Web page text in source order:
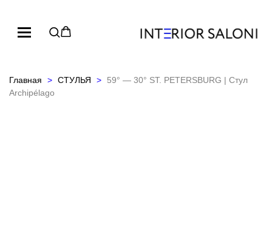
Главная СТУЛЬЯ
59° — 30° ST. PETERSBURG | Стул
Archipélago